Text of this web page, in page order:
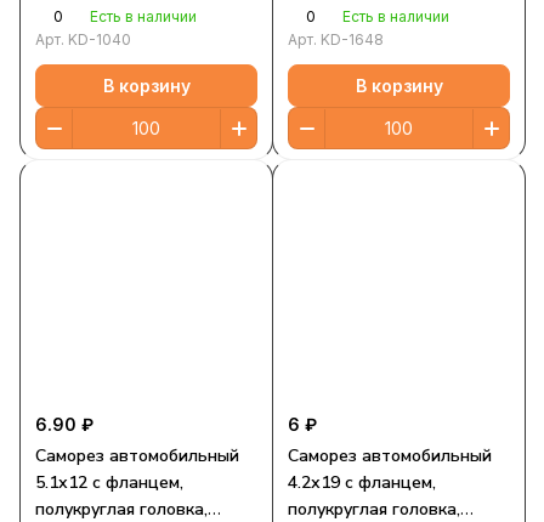
0
Есть в наличии
Арт. KD-1040
В корзину
0
Есть в наличии
Арт. KD-1648
В корзину
6.90 ₽
Саморез автомобильный
5.1х12 с фланцем,
полукруглая головка,
6 ₽
Саморез автомобильный
4.2х19 с фланцем,
полукруглая головка,